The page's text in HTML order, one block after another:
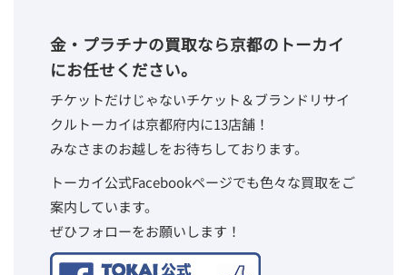
金・プラチナの買取なら京都のトーカイ
にお任せください。
チケットだけじゃないチケット＆ブランドリサイ
クルトーカイは京都府内に13店舗！
みなさまのお越しをお待ちしております。
トーカイ公式Facebookページでも色々な買取をご
案内しています。
ぜひフォローをお願いします！